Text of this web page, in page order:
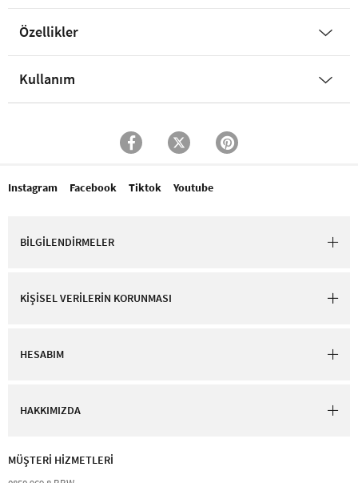
Özellikler
Kullanım
Instagram Facebook Tiktok Youtube
BİLGİLENDİRMELER
KİŞİSEL VERİLERİN KORUNMASI
HESABIM
HAKKIMIZDA
MÜŞTERİ HİZMETLERİ​